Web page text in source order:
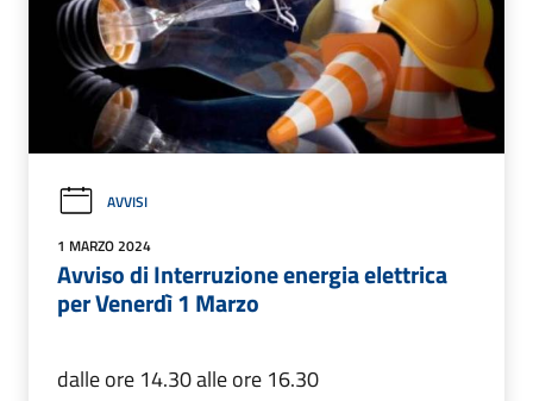
AVVISI
1 MARZO 2024
Avviso di Interruzione energia elettrica
per Venerdì 1 Marzo
dalle ore 14.30 alle ore 16.30